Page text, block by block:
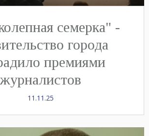
семерка" -
города
премиями
журналистов
11.11.25